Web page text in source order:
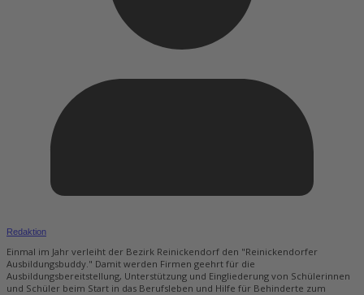
Redaktion
Einmal im Jahr verleiht der Bezirk Reinickendorf den "Reinickendorfer
Ausbildungsbuddy." Damit werden Firmen geehrt für die
Ausbildungsbereitstellung, Unterstützung und Eingliederung von Schülerinnen
und Schüler beim Start in das Berufsleben und Hilfe für Behinderte zum